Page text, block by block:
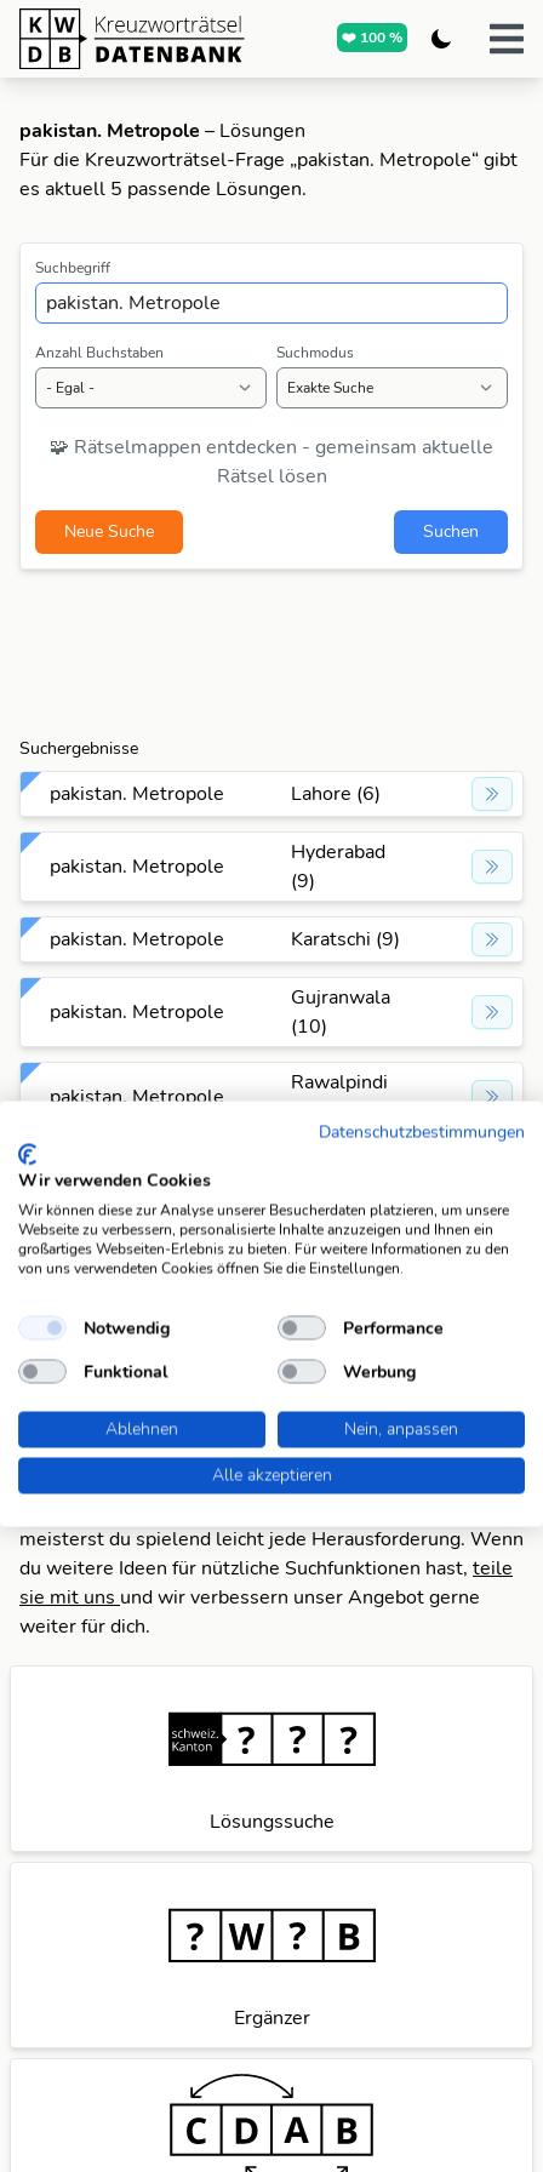
❤️ 100 %
pakistan. Metropole – Lösungen
Für die Kreuzworträtsel-Frage „pakistan. Metropole“ gibt
es aktuell 5 passende Lösungen.
Suchbegriff
Anzahl Buchstaben Suchmodus
🧩 Rätselmappen entdecken - gemeinsam aktuelle
Rätsel lösen
Neue Suche Suchen
Suchergebnisse
pakistan. Metropole Lahore (6)
pakistan. Metropole
Hyderabad
(9)
pakistan. Metropole Karatschi (9)
pakistan. Metropole
Gujranwala
(10)
pakistan. Metropole
Rawalpindi
Fehlt was?
Fehlt bei dieser Frage eine Lösung, die Deiner Meinung
nach unbedingt da sein sollte? Füge Deine eigene Lösung
hinzu und bereichere unsere Datenbank!
Mach mit und registriere dich! oder melde dich an
Die KWDB ist dein zuverlässiger Partner für
verschiedene Arten von Rätseln, darunter Schüttelrätsel,
Anagramme, Brückenrätsel, Schwedenrätsel und
meisterst du spielend leicht jede Herausforderung. Wenn
du weitere Ideen für nützliche Suchfunktionen hast, teile
sie mit uns und wir verbessern unser Angebot gerne
weiter für dich.
Lösungssuche
Ergänzer
Datenschutzbestimmungen
Wir verwenden Cookies
Wir können diese zur Analyse unserer Besucherdaten platzieren, um unsere
Webseite zu verbessern, personalisierte Inhalte anzuzeigen und Ihnen ein
großartiges Webseiten-Erlebnis zu bieten. Für weitere Informationen zu den
von uns verwendeten Cookies öffnen Sie die Einstellungen.
Notwendig
Performance
Funktional
Werbung
Ablehnen
Nein, anpassen
Alle akzeptieren